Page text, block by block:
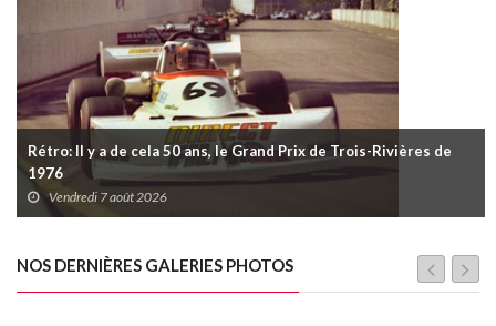
Rétro: Il y a de cela 50 ans, le Grand Prix de Trois-Rivières de
1976
Vendredi 7 août 2026
NOS DERNIÈRES GALERIES PHOTOS